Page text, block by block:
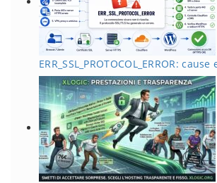
ERR_SSL_PROTOCOL_ERROR: